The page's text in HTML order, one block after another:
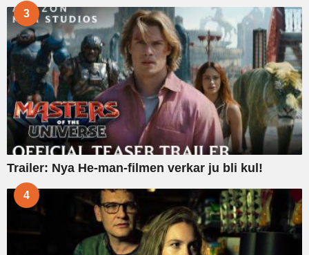
3
Trailer: Nya He-man-filmen verkar ju bli kul!
4